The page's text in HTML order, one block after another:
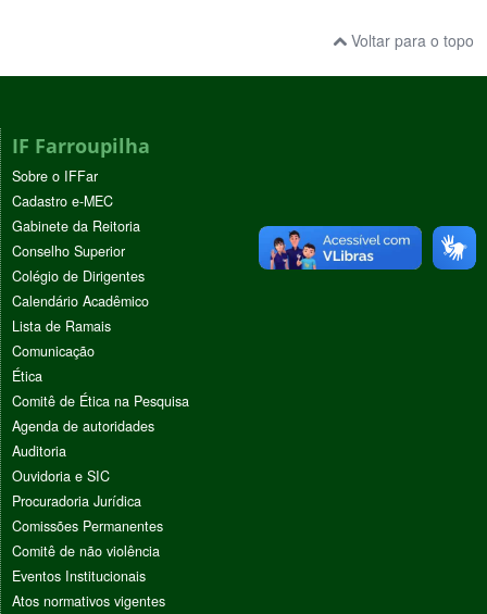
Voltar para o topo
IF Farroupilha
Sobre o IFFar
Cadastro e-MEC
Gabinete da Reitoria
Conselho Superior
Colégio de Dirigentes
Calendário Acadêmico
Lista de Ramais
Comunicação
Ética
Comitê de Ética na Pesquisa
Agenda de autoridades
Auditoria
Ouvidoria e SIC
Procuradoria Jurídica
Comissões Permanentes
Comitê de não violência
Eventos Institucionais
Atos normativos vigentes